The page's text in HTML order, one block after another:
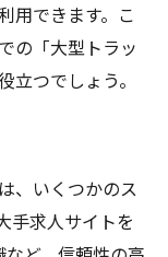
用できます。こ
の「大型トラッ
つでしょう。
、いくつかのス
手求人サイトを